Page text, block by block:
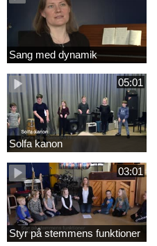
Sang med dynamik
05:01
Solfa kanon
03:01
Styr på stemmens funktioner